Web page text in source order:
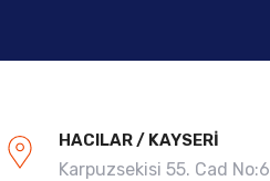
HACILAR / KAYSERİ
Karpuzsekisi 55. Cad No:6